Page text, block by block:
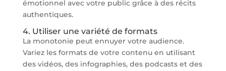
émotionnel avec votre public grâce à des récits
authentiques.
4. Utiliser une variété de formats
La monotonie peut ennuyer votre audience.
Variez les formats de votre contenu en utilisant
des vidéos, des infographies, des podcasts et des